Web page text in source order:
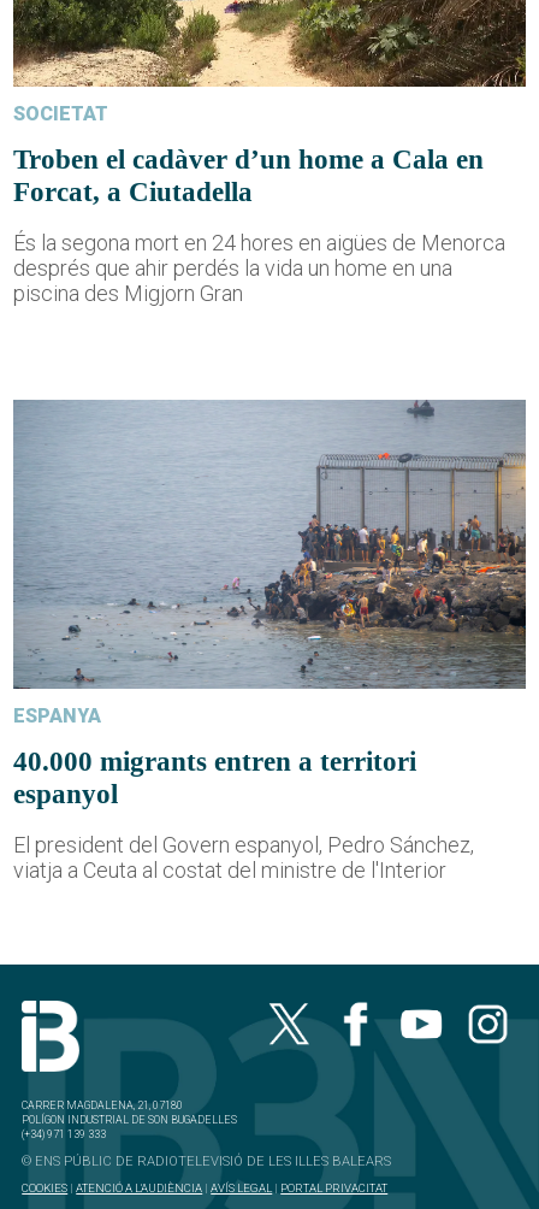
SOCIETAT
Troben el cadàver d’un home a Cala en
Forcat, a Ciutadella
És la segona mort en 24 hores en aigües de Menorca
després que ahir perdés la vida un home en una
piscina des Migjorn Gran
ESPANYA
40.000 migrants entren a territori
espanyol
El president del Govern espanyol, Pedro Sánchez,
viatja a Ceuta al costat del ministre de l'Interior
CARRER MAGDALENA, 21, 07180
POLÍGON INDUSTRIAL DE SON BUGADELLES
(+34) 971 139 333
© ENS PÚBLIC DE RADIOTELEVISIÓ DE LES ILLES BALEARS
COOKIES |ATENCIÓ A L'AUDIÈNCIA |AVÍS LEGAL | PORTAL PRIVACITAT